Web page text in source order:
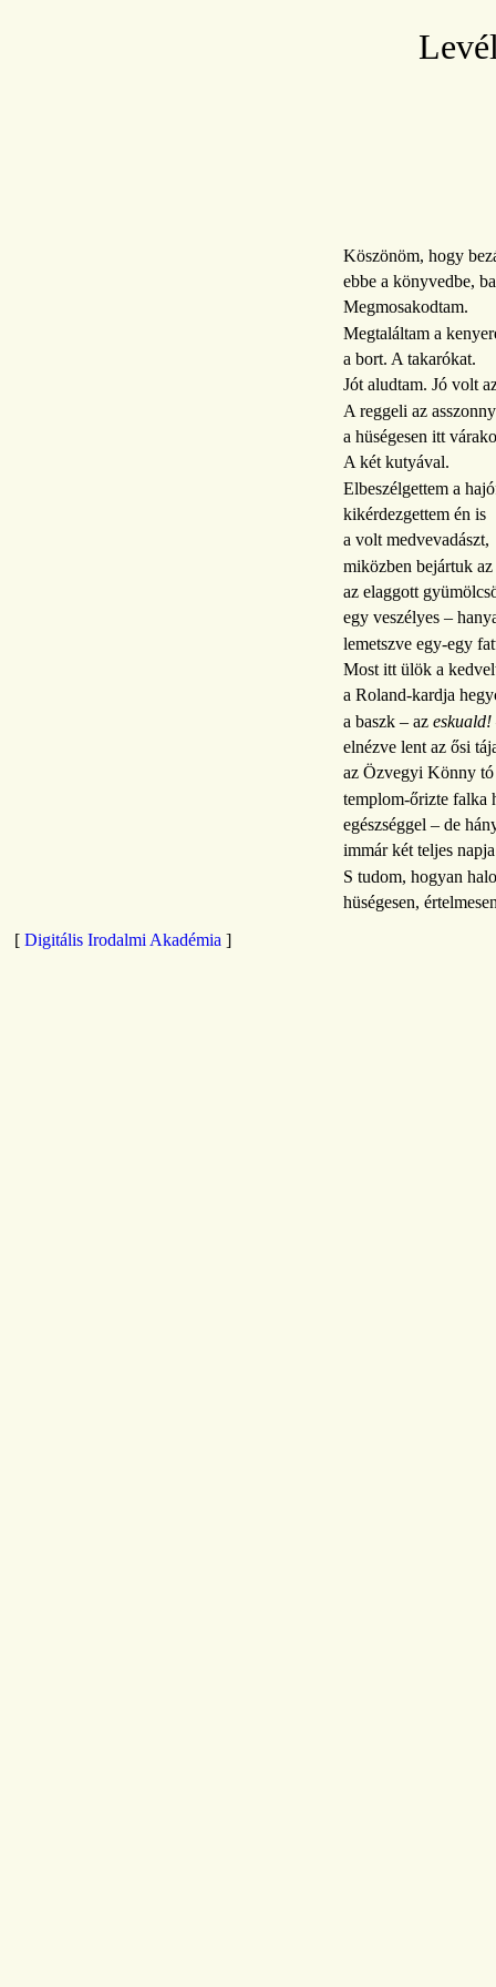
Köszönöm, hogy
ebbe a könyvedbe,
Megmosakodtam.
Megtaláltam a
a bort. A takarókat.
Jót aludtam. Jó volt
A reggeli az
a hüségesen itt
A két kutyával.
Elbeszélgettem a
kikérdezgettem én is
a volt medvevadászt,
miközben bejártuk
az elaggott
egy veszélyes –
lemetszve egy-egy
Most itt ülök a
a Roland-kardja
a baszk – azeskuald!
elnézve lent az ősi
az Özvegyi Könny
templom-őrizte falka
egészséggel – de
immár két teljes
S tudom, hogyan
hüségesen,
[Digitális Irodalmi Akadémia ]